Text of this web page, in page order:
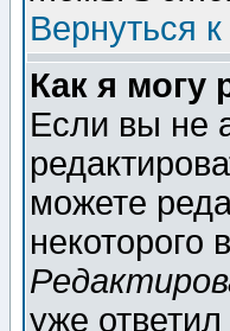
Вернуться
Как я могу
Если вы не
можете
некоторого
уже